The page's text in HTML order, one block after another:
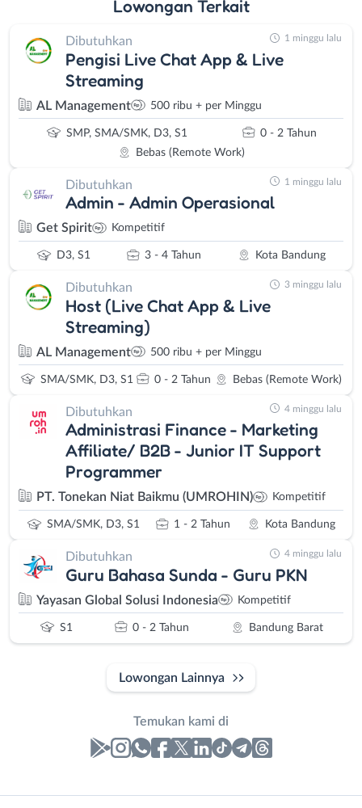
Lowongan Terkait
Dibutuhkan
Pengisi Live Chat App & Live
Streaming
AL Management 500 ribu + per Minggu
SMP, SMA/SMK, D3, S1
0 - 2 Tahun
Bebas (Remote Work)
1 minggu lalu
Dibutuhkan
Admin - Admin Operasional
Get Spirit Kompetitif
D3, S1 3 - 4 Tahun Kota Bandung
1 minggu lalu
Dibutuhkan
Host (Live Chat App & Live
Streaming)
AL Management 500 ribu + per Minggu
SMA/SMK, D3, S1 0 - 2 Tahun Bebas (Remote Work)
3 minggu lalu
Dibutuhkan
Administrasi Finance - Marketing
Affiliate/ B2B - Junior IT Support
Programmer
PT. Tonekan Niat Baikmu (UMROHIN) Kompetitif
SMA/SMK, D3, S1 1 - 2 Tahun Kota Bandung
4 minggu lalu
Dibutuhkan
Guru Bahasa Sunda - Guru PKN
Yayasan Global Solusi Indonesia Kompetitif
S1 0 - 2 Tahun Bandung Barat
4 minggu lalu
Lowongan Lainnya
Temukan kami di